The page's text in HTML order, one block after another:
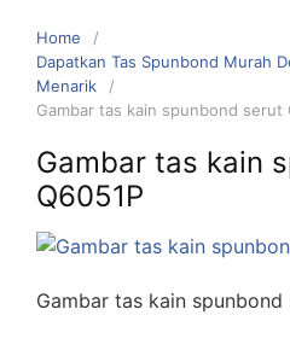
Home
Dapatkan Tas Spunbond Murah
Menarik
Gambar tas kain spunbond serut
Gambar tas kain
Q6051P
Gambar tas kain spunbond